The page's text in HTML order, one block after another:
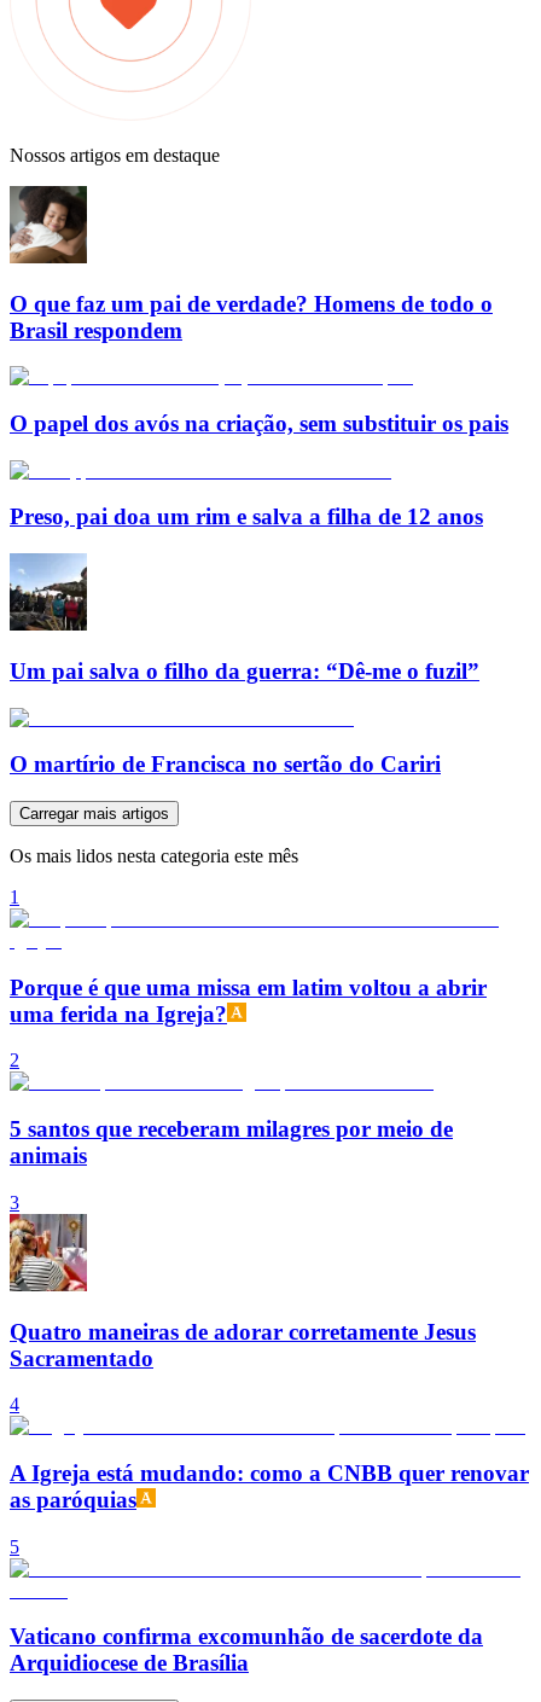
Nossos artigos em destaque
O que faz um pai de verdade? Homens de todo o
Brasil respondem
O papel dos avós na criação, sem substituir os pais
Preso, pai doa um rim e salva a filha de 12 anos
Um pai salva o filho da guerra: “Dê-me o fuzil”
O martírio de Francisca no sertão do Cariri
Carregar mais artigos
Os mais lidos nesta categoria este mês
1
Porque é que uma missa em latim voltou a abrir
uma ferida na Igreja?
2
5 santos que receberam milagres por meio de
animais
3
Quatro maneiras de adorar corretamente Jesus
Sacramentado
4
A Igreja está mudando: como a CNBB quer renovar
as paróquias
5
Vaticano confirma excomunhão de sacerdote da
Arquidiocese de Brasília